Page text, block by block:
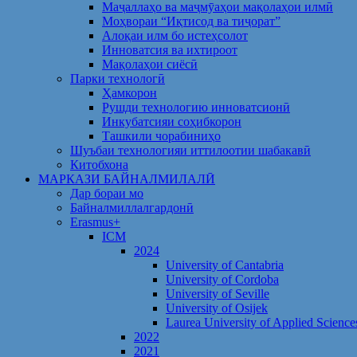
Маҷаллаҳо ва маҷмӯаҳои мақолаҳои илмӣ
Моҳвораи “Иқтисод ва тиҷорат”
Алоқаи илм бо истеҳсолот
Инноватсия ва ихтироот
Мақолаҳои сиёсӣ
Парки технологӣ
Ҳамкорон
Рушди технологию инноватсионӣ
Инкубатсияи соҳибкорон
Ташкили чорабиниҳо
Шуъбаи технологияи иттилоотии шабакавӣ
Китобхона
МАРКАЗИ БАЙНАЛМИЛАЛӢ
Дар бораи мо
Байналмиллалгардонӣ
Erasmus+
ICM
2024
University of Cantabria
University of Cordoba
University of Seville
University of Osijek
Laurea University of Applied
2022
2021